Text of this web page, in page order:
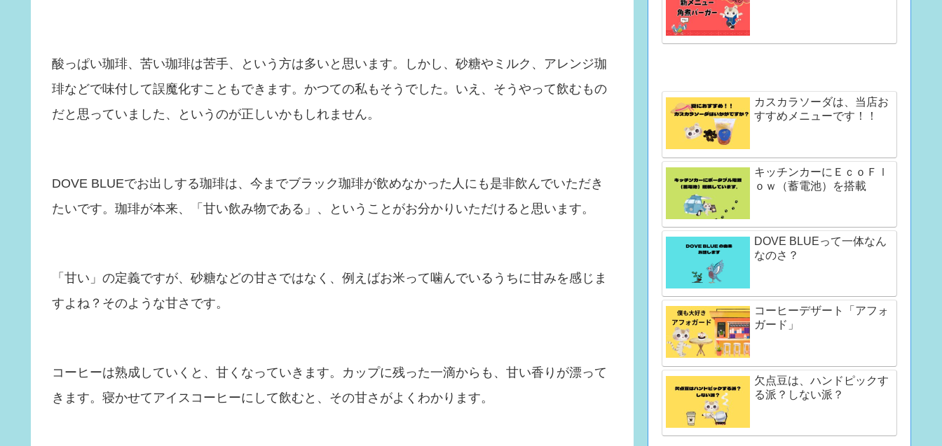
酸っぱい珈琲、苦い珈琲は苦手、という方は多いと思います。しかし、砂糖やミルク、アレンジ珈
琲などで味付して誤魔化すこともできます。かつての私もそうでした。いえ、そうやって飲むもの
だと思っていました、というのが正しいかもしれません。
DOVE BLUEでお出しする珈琲は、今までブラック珈琲が飲めなかった人にも是非飲んでいただき
たいです。珈琲が本来、「甘い飲み物である」、ということがお分かりいただけると思います。
「甘い」の定義ですが、砂糖などの甘さではなく、例えばお米って噛んでいるうちに甘みを感じま
すよね？そのような甘さです。
コーヒーは熟成していくと、甘くなっていきます。カップに残った一滴からも、甘い香りが漂って
きます。寝かせてアイスコーヒーにして飲むと、その甘さがよくわかります。
カスカラソーダは、当店お
すすめメニューです！！
キッチンカーにＥｃｏＦｌ
ｏｗ（蓄電池）を搭載
DOVE BLUEって一体なん
なのさ？
コーヒーデザート「アフォ
ガード」
欠点豆は、ハンドピックす
る派？しない派？